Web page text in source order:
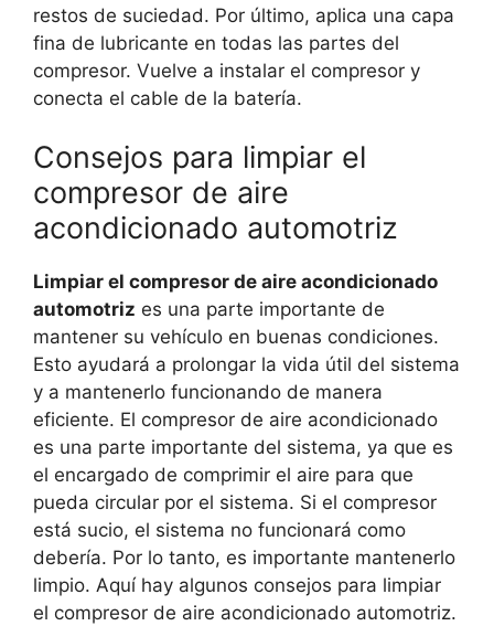
restos de suciedad. Por último, aplica una capa
fina de lubricante en todas las partes del
compresor. Vuelve a instalar el compresor y
conecta el cable de la batería.
Consejos para limpiar el
compresor de aire
acondicionado automotriz
Limpiar el compresor de aire acondicionado
automotriz es una parte importante de
mantener su vehículo en buenas condiciones.
Esto ayudará a prolongar la vida útil del sistema
y a mantenerlo funcionando de manera
eficiente. El compresor de aire acondicionado
es una parte importante del sistema, ya que es
el encargado de comprimir el aire para que
pueda circular por el sistema. Si el compresor
está sucio, el sistema no funcionará como
debería. Por lo tanto, es importante mantenerlo
limpio. Aquí hay algunos consejos para limpiar
el compresor de aire acondicionado automotriz.